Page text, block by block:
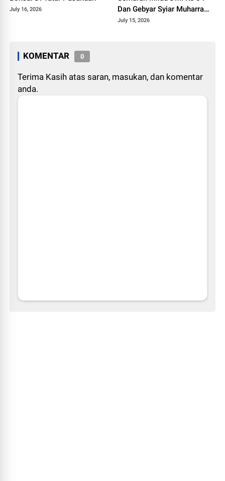
July 16, 2026
Dan Gebyar Syiar Muharram
1448 H
July 15, 2026
KOMENTAR 0
Terima Kasih atas saran, masukan, dan komentar
anda.